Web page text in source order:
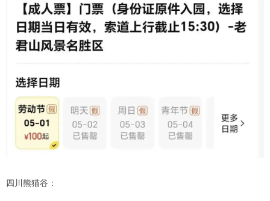
四川熊猫谷：